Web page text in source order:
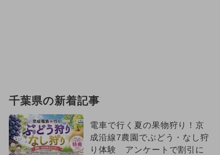
千葉県の新着記事
電車で行く夏の果物狩り！京
成沿線7農園でぶどう・なし狩
り体験 アンケートで割引に